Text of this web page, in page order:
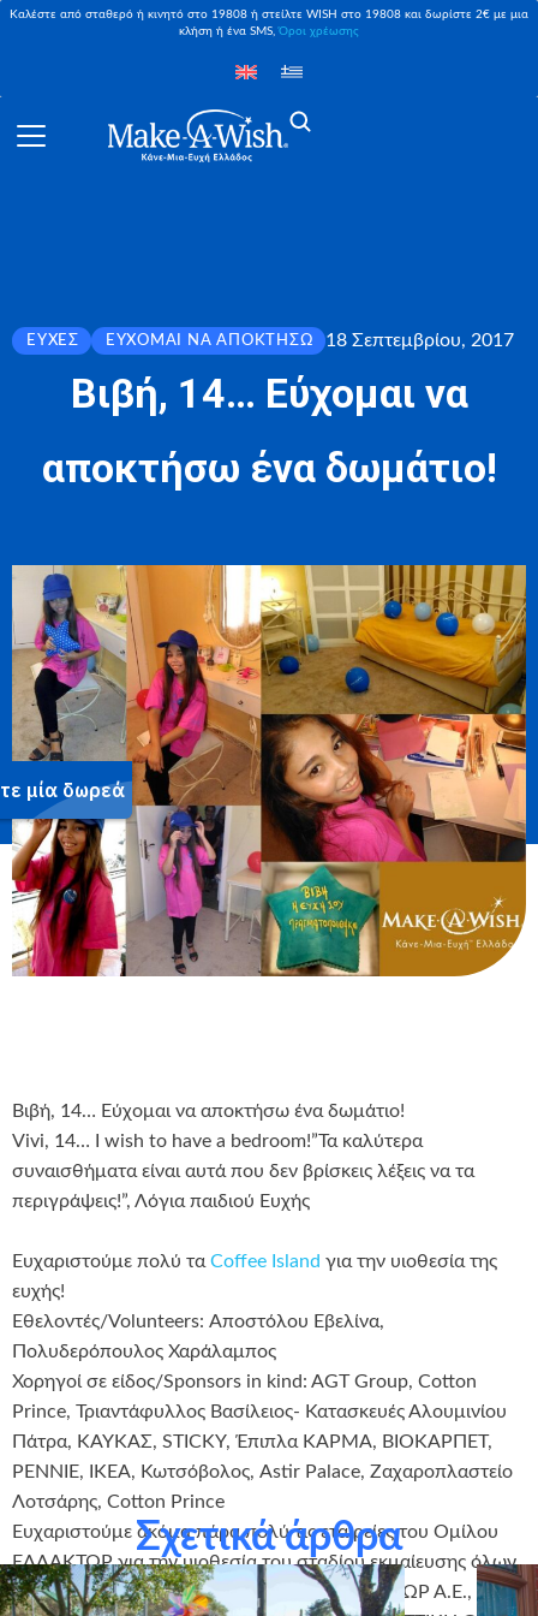
Καλέστε από σταθερό ή κινητό στο 19808 ή στείλτε WISH στο 19808 και δωρίστε 2€ με μια
κλήση ή ένα SMS,Όροι χρέωσης
ΕΥΧΈΣ ΕΎΧΟΜΑΙ ΝΑ ΑΠΟΚΤΉΣΩ 18 Σεπτεμβρίου, 2017
Βιβή, 14… Εύχομαι να
αποκτήσω ένα δωμάτιο!
Βιβή, 14… Εύχομαι να αποκτήσω ένα δωμάτιο!
Vivi, 14… I wish to have a bedroom!”Τα καλύτερα
συναισθήματα είναι αυτά που δεν βρίσκεις λέξεις να τα
περιγράψεις!”, Λόγια παιδιού Eυχής
Ευχαριστούμε πολύ τα Coffee Island για την υιοθεσία της
ευχής!
Εθελοντές/Volunteers: Αποστόλου Εβελίνα,
Πολυδερόπουλος Χαράλαμπος
Χορηγοί σε είδος/Sponsors in kind: AGT Group, Cotton
Prince, Τριαντάφυλλος Βασίλειος- Κατασκευές Αλουμινίου
Πάτρα, ΚΑΥΚΑΣ, STICKY, Έπιπλα ΚΑΡΜΑ, ΒΙΟΚΑΡΠΕΤ,
PENNIE, IKEA, Κωτσόβολος, Astir Palace, Ζαχαροπλαστείο
Λοτσάρης, Cotton Prince
Ευχαριστούμε ακόμα πάρα πολύ τις εταιρείες του Ομίλου
ΕΛΛΑΚΤΩΡ για την υιοθεσία του σταδίου εκμαίευσης όλων
των Ευχών για το 2017 (ΑΚΤΩΡ Α.Τ.Ε., ΗΛΕΚΤΩΡ Α.Ε.,
Σχετικά άρθρα